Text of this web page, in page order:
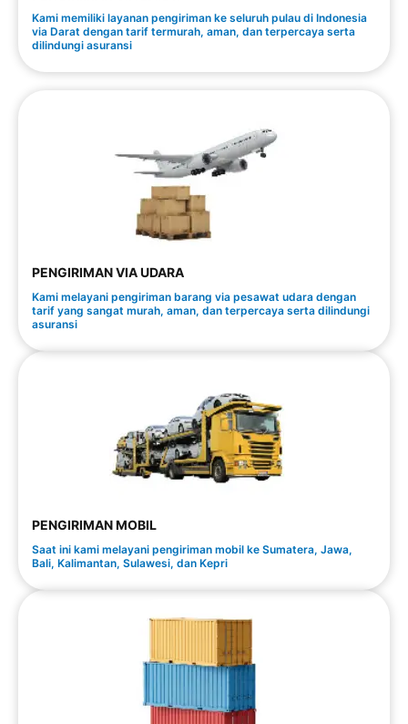
Kami memiliki layanan pengiriman ke seluruh pulau di Indonesia
via Darat dengan tarif termurah, aman, dan terpercaya serta
dilindungi asuransi
PENGIRIMAN VIA UDARA
Kami melayani pengiriman barang via pesawat udara dengan
tarif yang sangat murah, aman, dan terpercaya serta dilindungi
asuransi
PENGIRIMAN MOBIL
Saat ini kami melayani pengiriman mobil ke Sumatera, Jawa,
Bali, Kalimantan, Sulawesi, dan Kepri